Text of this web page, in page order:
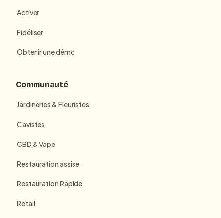
Activer
Fidéliser
Obtenir une démo
Communauté
Jardineries & Fleuristes
Cavistes
CBD & Vape
Restauration assise
Restauration Rapide
Retail